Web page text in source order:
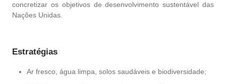
concretizar os objetivos de desenvolvimento sustentável das
Nações Unidas.
Estratégias
Ar fresco, água limpa, solos saudáveis e biodiversidade;